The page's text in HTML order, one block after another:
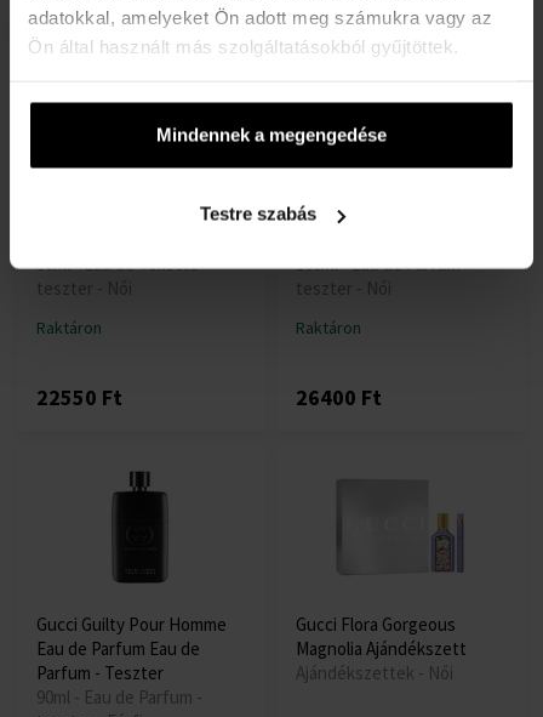
adatokkal, amelyeket Ön adott meg számukra vagy az
Ön által használt más szolgáltatásokból gyűjtöttek.
Mindennek a megengedése
Testre szabás
akció
Pour Femme 2021 Eau de
90ml - Eau de Toilette -
teszter - Női
Raktáron
22550 Ft
Fiori Eau de Parfum -
100ml - Eau de Parfum -
teszter - Női
Raktáron
26400 Ft
Gucci Guilty Pour Homme
Eau de Parfum Eau de
Parfum - Teszter
90ml - Eau de Parfum -
Gucci Flora Gorgeous
Magnolia Ajándékszett
Ajándékszettek - Női